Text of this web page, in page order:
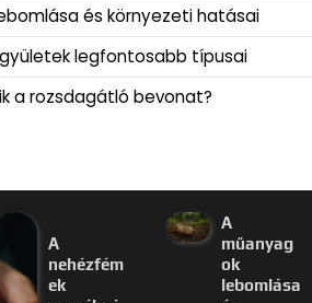
és környezeti hatásai
legfontosabb típusai
a rozsdagátló bevonat?
A
nehézfém
ek
A
műanyag
ok
lebomlása